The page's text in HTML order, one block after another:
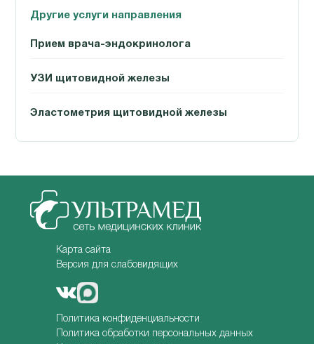
Другие услуги направления
Прием врача-эндокринолога
УЗИ щитовидной железы
Эластометрия щитовидной железы
Карта сайта
Версия для слабовидящих
Политика конфиденциальности
Политика обработки персональных данных